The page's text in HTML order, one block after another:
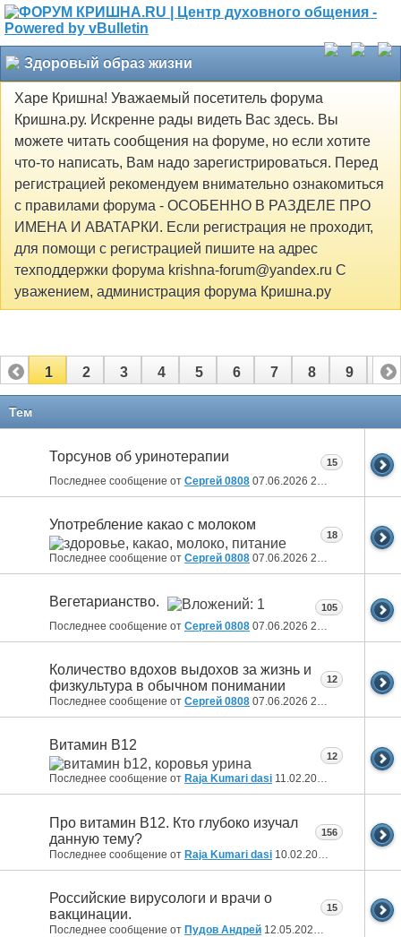
Здоровый образ жизни
Харе Кришна! Уважаемый посетитель форума
Кришна.ру. Искренне рады видеть Вас здесь. Вы
можете читать сообщения на форуме, но если хотите
что-то написать, Вам надо зарегистрироваться. Перед
регистрацией рекомендуем внимательно ознакомиться
с правилами форума - ОСОБЕННО В РАЗДЕЛЕ ПРО
ИМЕНА И АВАТАРКИ. Если регистрация не проходит,
для помощи с регистрацией пишите на адрес
техподдержки форума krishna-forum@yandex.ru С
уважением, администрация форума Кришна.ру
1 2 3 4 5 6 7 8 9 10
Тем
Торсунов об уринотерапии
Последнее сообщение от Сергей 0808 07.06.2026 20:36
15
Употребление какао с молоком
Последнее сообщение от Сергей 0808 07.06.2026 20:32
18
Вегетарианство.
Последнее сообщение от Сергей 0808 07.06.2026 20:24
105
Количество вдохов выдохов за жизнь и
физкультура в обычном понимании
Последнее сообщение от Сергей 0808 07.06.2026 20:20
12
Витамин B12
Последнее сообщение от Raja Kumari dasi 11.02.2025
12
Про витамин В12. Кто глубоко изучал
данную тему?
Последнее сообщение от Raja Kumari dasi 10.02.2025
156
Российские вирусологи и врачи о
вакцинации.
Последнее сообщение от Пудов Андрей 12.05.2024
15